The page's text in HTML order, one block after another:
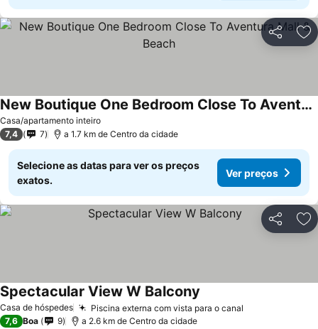
Partilhar
Casa/apartamento inteiro
New Boutique One Bedroom Close To Aventura Mall & Beach
7,4 7 a 1.7 km de Centro da cidade
Selecione as datas para ver os preços
exatos.
Ver preços
Partilhar
Casa de hóspedes Piscina externa com vista para o canal
Spectacular View W Balcony
7,6 Boa 9 a 2.6 km de Centro da cidade